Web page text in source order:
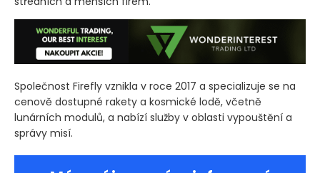
Společnost Firefly vznikla v roce 2017 a specializuje se na
cenově dostupné rakety a kosmické lodě, včetně
lunárních modulů, a nabízí služby v oblasti vypouštění a
správy misí.